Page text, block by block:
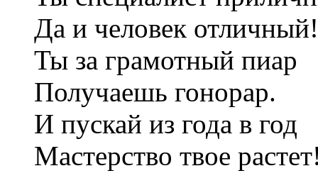
Да и человек отличный!
Ты за грамотный пиар
Получаешь гонорар.
И пускай из года в год
Мастерство твое